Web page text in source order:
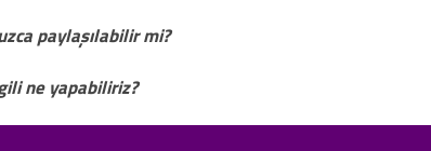
paylaşılabilir mi?
ne yapabiliriz?